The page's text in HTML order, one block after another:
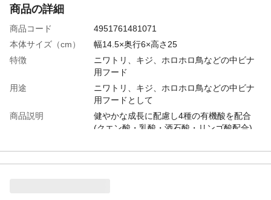
商品の詳細
商品コード
4951761481071
本体サイズ（cm）
幅14.5×奥行6×高さ25
特徴
ニワトリ、キジ、ホロホロ鳥などの中ビナ
用フード
用途
ニワトリ、キジ、ホロホロ鳥などの中ビナ
用フードとして
商品説明
健やかな成長に配慮し4種の有機酸を配合
(クエン酸・乳酸・酒石酸・リンゴ酸配合)